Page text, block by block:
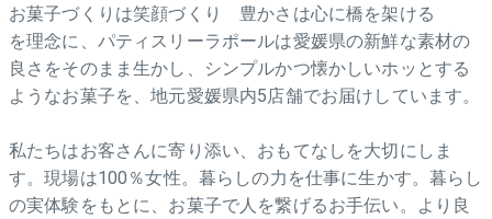
お菓子づくりは笑顔づくり 豊かさは心に橋を架ける
を理念に、パティスリーラポールは愛媛県の新鮮な素材の
良さをそのまま生かし、シンプルかつ懐かしいホッとする
ようなお菓子を、地元愛媛県内5店舗でお届けしています。
私たちはお客さんに寄り添い、おもてなしを大切にしま
す。現場は100％女性。暮らしの力を仕事に生かす。暮らし
の実体験をもとに、お菓子で人を繋げるお手伝い。より良